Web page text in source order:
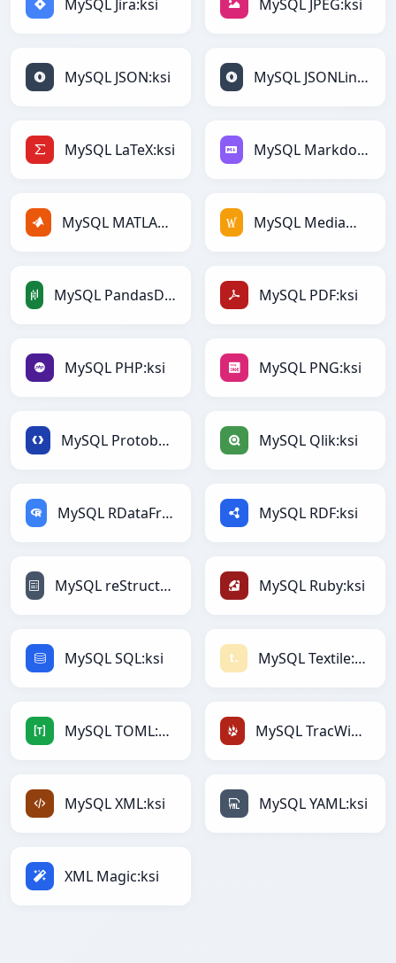
MySQL Jira:ksi MySQL JPEG:ksi
MySQL JSON:ksi MySQL JSONLines:ksi
MySQL LaTeX:ksi MySQL Markdown:ksi
MySQL MATLAB:ksi MySQL MediaWiki:ksi
MySQL PandasDataFrame:ksi MySQL PDF:ksi
MySQL PHP:ksi MySQL PNG:ksi
MySQL Protobuf:ksi MySQL Qlik:ksi
MySQL RDataFrame:ksi MySQL RDF:ksi
MySQL reStructuredText:ksi MySQL Ruby:ksi
MySQL SQL:ksi MySQL Textile:ksi
MySQL TOML:ksi MySQL TracWiki:ksi
MySQL XML:ksi MySQL YAML:ksi
XML Magic:ksi